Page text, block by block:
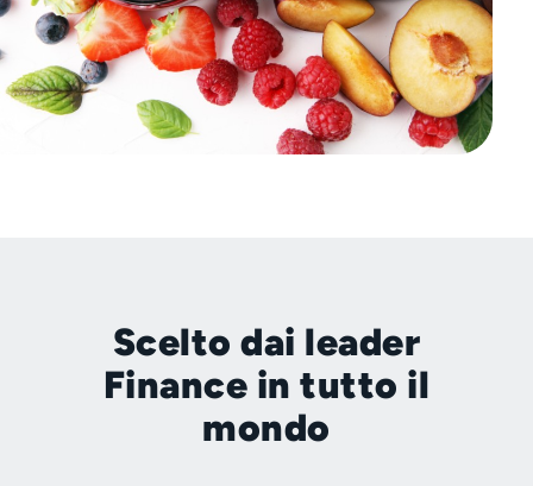
Scelto dai leader
Finance in tutto il
mondo